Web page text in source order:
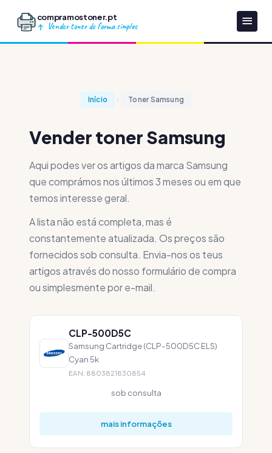
compramostoner.pt
Vender toner de forma simples
Início Toner Samsung
Vender toner Samsung
Aqui podes ver os artigos da marca Samsung
que comprámos nos últimos 3 meses ou em que
temos interesse geral.
A lista não está completa, mas é
constantemente atualizada. Os preços são
fornecidos sob consulta. Envia-nos os teus
artigos através do nosso formulário de compra
ou simplesmente por e-mail.
CLP-500D5C
Samsung Cartridge (CLP-500D5C ELS)
Cyan 5k
EAN: 8803821830854
sob consulta
mais informações